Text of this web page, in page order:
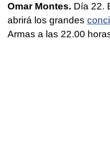
Omar Montes. Día 22.
abrirá los grandes
Armas a las 22.00